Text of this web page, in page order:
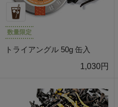
数量限定
トライアングル 50g 缶入
1,030円